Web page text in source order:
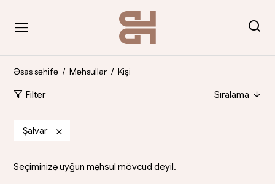
Əsas səhifə / Məhsullar / Kişi
Filter Sıralama
Şalvar
Seçiminizə uyğun məhsul mövcud deyil.